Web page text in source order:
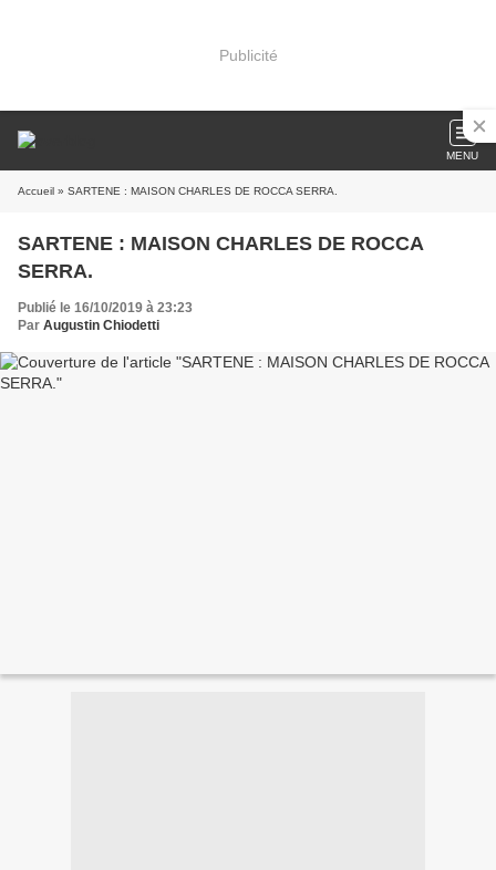
Publicité
MENU
Accueil » SARTENE : MAISON CHARLES DE ROCCA SERRA.
SARTENE : MAISON CHARLES DE ROCCA
SERRA.
Publié le 16/10/2019 à 23:23
Par Augustin Chiodetti